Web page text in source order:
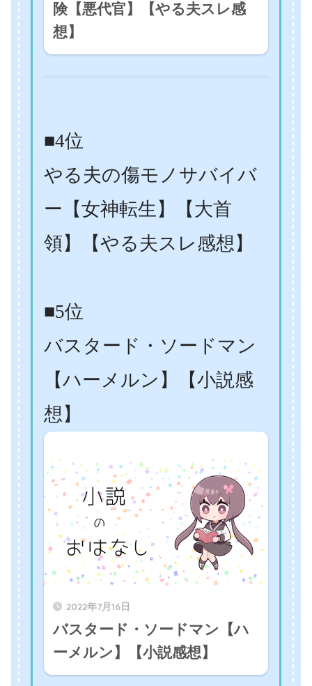
険【悪代官】【やる夫スレ感
想】
■4位
やる夫の傷モノサバイバ
ー【女神転生】【大首
領】【やる夫スレ感想】
■5位
バスタード・ソードマン
【ハーメルン】【小説感
想】
2022年7月16日
バスタード・ソードマン【ハ
ーメルン】【小説感想】